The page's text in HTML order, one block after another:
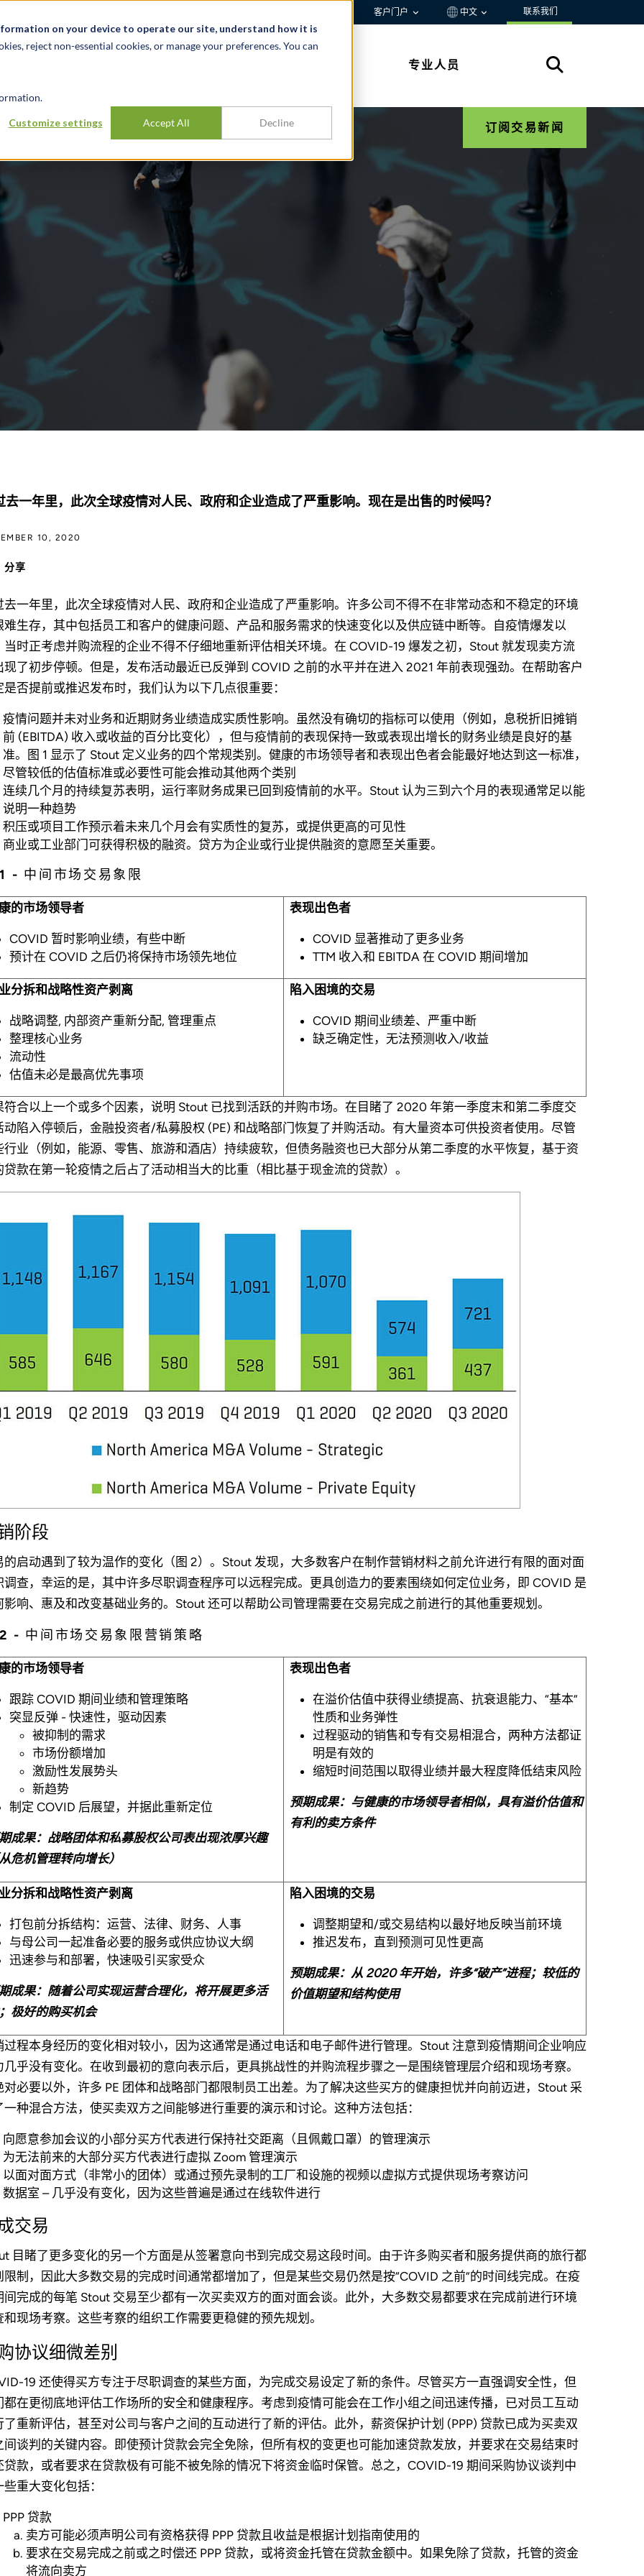
on your device to operate our site, understand how it is
reject non-essential cookies, or manage your preferences. You can
Customize settings Accept All Decline
客户门户 中文 联系我们
专业人员
订阅交易新闻
去一年里，此次全球疫情对人民、政府和企业造成了严重影响。现在是出售的时候吗？
10, 2020
分享
去一年里，此次全球疫情对人民、政府和企业造成了严重影响。许多公司不得不在非常动态和不稳定的环境
难生存，其中包括员工和客户的健康问题、产品和服务需求的快速变化以及供应链中断等。自疫情爆发以
当时正考虑并购流程的企业不得不仔细地重新评估相关环境。在 COVID-19 爆发之初，Stout 就发现卖方流
现了初步停顿。但是，发布活动最近已反弹到 COVID 之前的水平并在进入 2021 年前表现强劲。在帮助客户
是否提前或推迟发布时，我们认为以下几点很重要：
疫情问题并未对业务和近期财务业绩造成实质性影响。虽然没有确切的指标可以使用（例如，息税折旧摊销
前 (EBITDA) 收入或收益的百分比变化），但与疫情前的表现保持一致或表现出增长的财务业绩是良好的基
准。图 1 显示了 Stout 定义业务的四个常规类别。健康的市场领导者和表现出色者会能最好地达到这一标准，
尽管较低的估值标准或必要性可能会推动其他两个类别
连续几个月的持续复苏表明，运行率财务成果已回到疫情前的水平。Stout 认为三到六个月的表现通常足以能
说明一种趋势
积压或项目工作预示着未来几个月会有实质性的复苏，或提供更高的可见性
商业或工业部门可获得积极的融资。贷方为企业或行业提供融资的意愿至关重要。
- 中间市场交易象限
的市场领导者
COVID 暂时影响业绩，有些中断
预计在 COVID 之后仍将保持市场领先地位
表现出色者
COVID 显著推动了更多业务
TTM 收入和 EBITDA 在 COVID 期间增加
分拆和战略性资产剥离
战略调整, 内部资产重新分配, 管理重点
整理核心业务
流动性
估值未必是最高优先事项
陷入困境的交易
COVID 期间业绩差、严重中断
缺乏确定性，无法预测收入/收益
符合以上一个或多个因素，说明 Stout 已找到活跃的并购市场。在目睹了 2020 年第一季度末和第二季度交
动陷入停顿后，金融投资者/私募股权 (PE) 和战略部门恢复了并购活动。有大量资本可供投资者使用。尽管
行业（例如，能源、零售、旅游和酒店）持续疲软，但债务融资也已大部分从第二季度的水平恢复，基于资
贷款在第一轮疫情之后占了活动相当大的比重（相比基于现金流的贷款）。
阶段
的启动遇到了较为温作的变化（图 2）。Stout 发现，大多数客户在制作营销材料之前允许进行有限的面对面
调查，幸运的是，其中许多尽职调查程序可以远程完成。更具创造力的要素围绕如何定位业务，即 COVID 是
影响、惠及和改变基础业务的。Stout 还可以帮助公司管理需要在交易完成之前进行的其他重要规划。
- 中间市场交易象限营销策略
的市场领导者
跟踪 COVID 期间业绩和管理策略
突显反弹 - 快速性，驱动因素
被抑制的需求
市场份额增加
激励性发展势头
新趋势
制定 COVID 后展望，并据此重新定位
成果：战略团体和私募股权公司表出现浓厚兴趣
从危机管理转向增长）
表现出色者
在溢价估值中获得业绩提高、抗衰退能力、“基本”
性质和业务弹性
过程驱动的销售和专有交易相混合，两种方法都证
明是有效的
缩短时间范围以取得业绩并最大程度降低结束风险
预期成果：与健康的市场领导者相似，具有溢价估值和
有利的卖方条件
分拆和战略性资产剥离
打包前分拆结构：运营、法律、财务、人事
与母公司一起准备必要的服务或供应协议大纲
迅速参与和部署，快速吸引买家受众
成果：随着公司实现运营合理化，将开展更多活
极好的购买机会
陷入困境的交易
调整期望和/或交易结构以最好地反映当前环境
推迟发布，直到预测可见性更高
预期成果：从 2020 年开始，许多“破产”进程；较低的
价值期望和结构使用
过程本身经历的变化相对较小，因为这通常是通过电话和电子邮件进行管理。Stout 注意到疫情期间企业响应
几乎没有变化。在收到最初的意向表示后，更具挑战性的并购流程步骤之一是围绕管理层介绍和现场考察。
对必要以外，许多 PE 团体和战略部门都限制员工出差。为了解决这些买方的健康担忧并向前迈进，Stout 采
一种混合方法，使买卖双方之间能够进行重要的演示和讨论。这种方法包括：
向愿意参加会议的小部分买方代表进行保持社交距离（且佩戴口罩）的管理演示
为无法前来的大部分买方代表进行虚拟 Zoom 管理演示
以面对面方式（非常小的团体）或通过预先录制的工厂和设施的视频以虚拟方式提供现场考察访问
数据室 – 几乎没有变化，因为这些普遍是通过在线软件进行
交易
目睹了更多变化的另一个方面是从签署意向书到完成交易这段时间。由于许多购买者和服务提供商的旅行都
限制，因此大多数交易的完成时间通常都增加了，但是某些交易仍然是按“COVID 之前”的时间线完成。在疫
间完成的每笔 Stout 交易至少都有一次买卖双方的面对面会谈。此外，大多数交易都要求在完成前进行环境
和现场考察。这些考察的组织工作需要更稳健的预先规划。
协议细微差别
19 还使得买方专注于尽职调查的某些方面，为完成交易设定了新的条件。尽管买方一直强调安全性，但
都在更彻底地评估工作场所的安全和健康程序。考虑到疫情可能会在工作小组之间迅速传播，已对员工互动
了重新评估，甚至对公司与客户之间的互动进行了新的评估。此外，薪资保护计划 (PPP) 贷款已成为买卖双
间谈判的关键内容。即使预计贷款会完全免除，但所有权的变更也可能加速贷款发放，并要求在交易结束时
贷款，或者要求在贷款极有可能不被免除的情况下将资金临时保管。总之，COVID-19 期间采购协议谈判中
些重大变化包括：
PPP 贷款
卖方可能必须声明公司有资格获得 PPP 贷款且收益是根据计划指南使用的
要求在交易完成之前或之时偿还 PPP 贷款，或将资金托管在贷款金额中。如果免除了贷款，托管的资金
将流向卖方